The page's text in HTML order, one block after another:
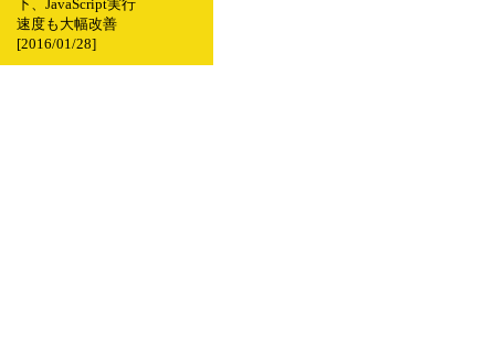
下、JavaScript実行
速度も大幅改善
[2016/01/28]